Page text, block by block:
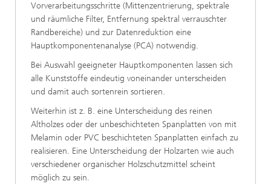
Vorverarbeitungsschritte (Mittenzentrierung, spektrale
und räumliche Filter, Entfernung spektral verrauschter
Randbereiche) und zur Datenreduktion eine
Hauptkomponentenanalyse (PCA) notwendig.
Bei Auswahl geeigneter Hauptkomponenten lassen sich
alle Kunststoffe eindeutig voneinander unterscheiden
und damit auch sortenrein sortieren.
Weiterhin ist z. B. eine Unterscheidung des reinen
Altholzes oder der unbeschichteten Spanplatten von mit
Melamin oder PVC beschichteten Spanplatten einfach zu
realisieren. Eine Unterscheidung der Holzarten wie auch
verschiedener organischer Holzschutzmittel scheint
möglich zu sein.